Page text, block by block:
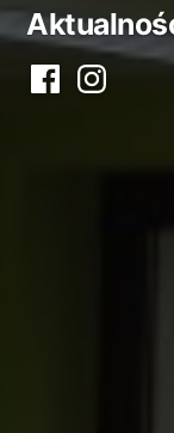
FacebookInstagram